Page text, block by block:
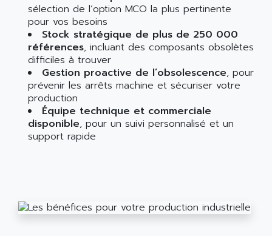
sélection de l’option MCO la plus pertinente
pour vos besoins
Stock stratégique de plus de 250 000
références, incluant des composants obsolètes
difficiles à trouver
Gestion proactive de l’obsolescence, pour
prévenir les arrêts machine et sécuriser votre
production
Équipe technique et commerciale
disponible, pour un suivi personnalisé et un
support rapide